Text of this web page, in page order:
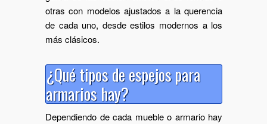
otras con modelos ajustados a la querencia
de cada uno, desde estilos modernos a los
más clásicos.
¿Qué tipos de espejos para
armarios hay?
Dependiendo de cada mueble o armario hay